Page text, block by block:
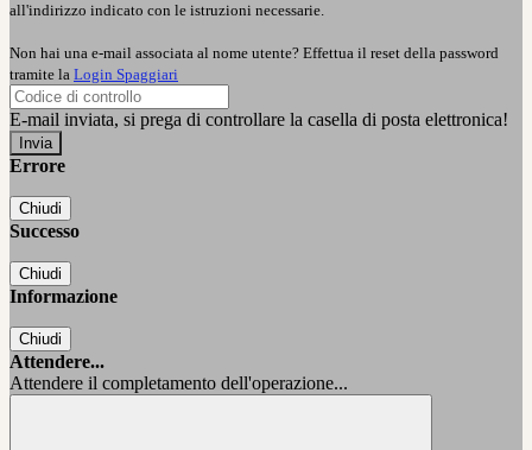
all'indirizzo indicato con le istruzioni necessarie.
Non hai una e-mail associata al nome utente? Effettua il reset della password
tramite la Login Spaggiari
E-mail inviata, si prega di controllare la casella di posta elettronica!
Errore
Chiudi
Successo
Chiudi
Informazione
Chiudi
Attendere...
Attendere il completamento dell'operazione...